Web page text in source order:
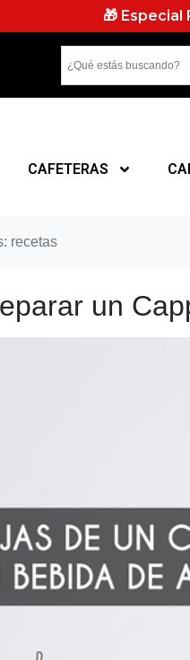
🎁
CAFETERAS
recetas
un